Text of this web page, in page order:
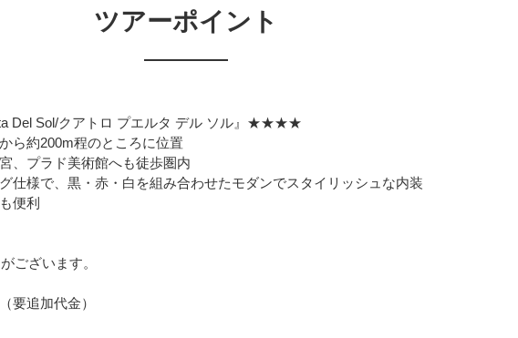
ツアーポイント
Del Sol/クアトロ プエルタ デル ソル』★★★★
ら約200m程のところに位置
、プラド美術館へも徒歩圏内
仕様で、黒・赤・白を組み合わせたモダンでスタイリッシュな内装
便利
ございます。
要追加代金）